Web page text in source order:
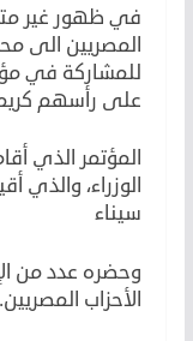
في ظهور غير
المصريين الى
للمشاركة في
على رأسهم كريم
المؤتمر الذي
الوزراء، والذي
سيناء
وحضره عدد من
الأحزاب المصريين.